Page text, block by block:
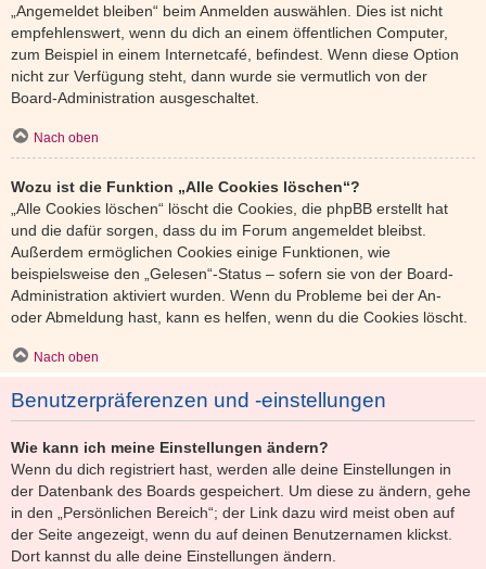
„Angemeldet bleiben“ beim Anmelden auswählen. Dies ist nicht
empfehlenswert, wenn du dich an einem öffentlichen Computer,
zum Beispiel in einem Internetcafé, befindest. Wenn diese Option
nicht zur Verfügung steht, dann wurde sie vermutlich von der
Board-Administration ausgeschaltet.
Nach oben
Wozu ist die Funktion „Alle Cookies löschen“?
„Alle Cookies löschen“ löscht die Cookies, die phpBB erstellt hat
und die dafür sorgen, dass du im Forum angemeldet bleibst.
Außerdem ermöglichen Cookies einige Funktionen, wie
beispielsweise den „Gelesen“-Status – sofern sie von der Board-
Administration aktiviert wurden. Wenn du Probleme bei der An-
oder Abmeldung hast, kann es helfen, wenn du die Cookies löscht.
Nach oben
Benutzerpräferenzen und -einstellungen
Wie kann ich meine Einstellungen ändern?
Wenn du dich registriert hast, werden alle deine Einstellungen in
der Datenbank des Boards gespeichert. Um diese zu ändern, gehe
in den „Persönlichen Bereich“; der Link dazu wird meist oben auf
der Seite angezeigt, wenn du auf deinen Benutzernamen klickst.
Dort kannst du alle deine Einstellungen ändern.